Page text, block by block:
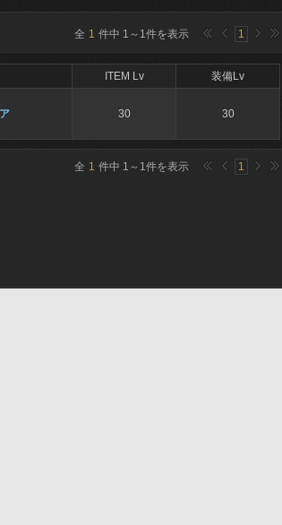
全 1 件中 1 ～ 1件を表示 1
ITEM Lv 装備Lv
30 30
全 1 件中 1 ～ 1件を表示 1